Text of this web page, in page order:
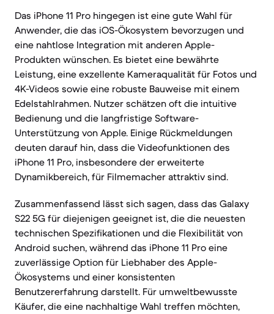
Das iPhone 11 Pro hingegen ist eine gute Wahl für
Anwender, die das iOS-Ökosystem bevorzugen und
eine nahtlose Integration mit anderen Apple-
Produkten wünschen. Es bietet eine bewährte
Leistung, eine exzellente Kameraqualität für Fotos und
4K-Videos sowie eine robuste Bauweise mit einem
Edelstahlrahmen. Nutzer schätzen oft die intuitive
Bedienung und die langfristige Software-
Unterstützung von Apple. Einige Rückmeldungen
deuten darauf hin, dass die Videofunktionen des
iPhone 11 Pro, insbesondere der erweiterte
Dynamikbereich, für Filmemacher attraktiv sind.
Zusammenfassend lässt sich sagen, dass das Galaxy
S22 5G für diejenigen geeignet ist, die die neuesten
technischen Spezifikationen und die Flexibilität von
Android suchen, während das iPhone 11 Pro eine
zuverlässige Option für Liebhaber des Apple-
Ökosystems und einer konsistenten
Benutzererfahrung darstellt. Für umweltbewusste
Käufer, die eine nachhaltige Wahl treffen möchten,